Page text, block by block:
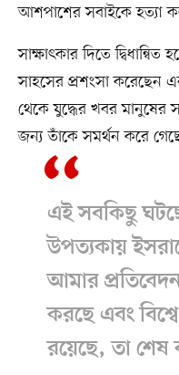
আশপাশের সবাইকে হত্যা
সাক্ষাৎকার দিতে
সাহসের প্রশংসা করেছেন
থেকে যুদ্ধের খবর মানুষের
জন্য তাঁকে সমর্থন করে
এই সবকিছু
উপত্যকায়
আমার প্রতিবেদন
করছে এবং
রয়েছে, তা শেষ